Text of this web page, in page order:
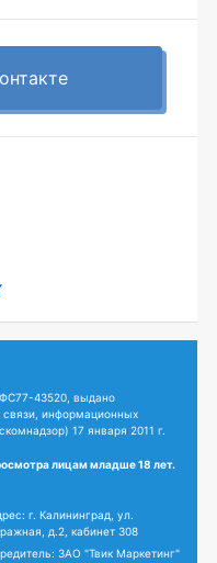
43520, выдано
информационных
17 января 2011 г.
лицам младше 18 лет.
г. Калининград, ул.
д.2, кабинет 308
ЗАО "Твик Маркетинг"